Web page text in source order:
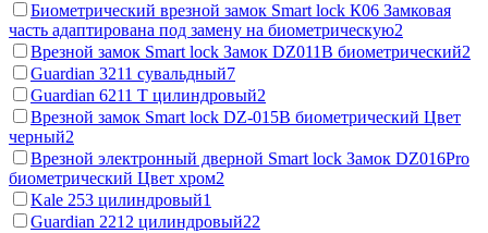
Биометрический врезной замок Smart lock К06 Замковая
часть адаптирована под замену на биометрическую2
Врезной замок Smart lock Замок DZ011B биометрический2
Guardian 3211 сувальдный7
Guardian 6211 Т цилиндровый2
Врезной замок Smart lock DZ-015B биометрический Цвет
черный2
Врезной электронный дверной Smart lock Замок DZ016Pro
биометрический Цвет хром2
Kale 253 цилиндровый1
Guardian 2212 цилиндровый22